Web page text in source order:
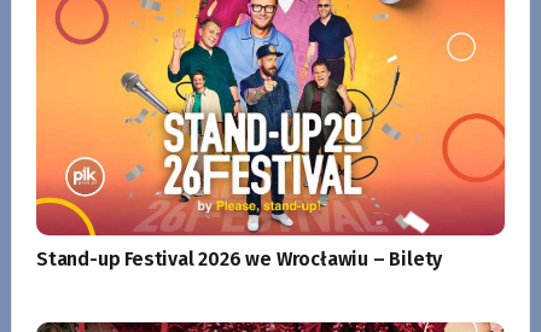
Stand-up Festival 2026 we Wrocławiu – Bilety